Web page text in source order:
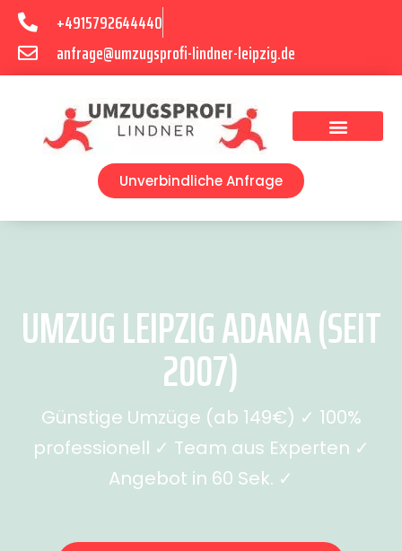
+4915792644440
anfrage@umzugsprofi-lindner-leipzig.de
Unverbindliche Anfrage
UMZUG LEIPZIG ADANA (SEIT
2007)
Günstige Umzüge (ab 149€) ✓ 100%
professionell ✓ Team aus Experten ✓
Angebot in 60 Sek. ✓